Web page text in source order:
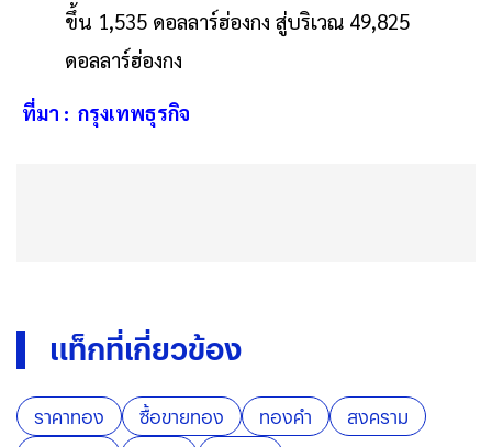
ขึ้น 1,535 ดอลลาร์ฮ่องกง สู่บริเวณ 49,825
ดอลลาร์ฮ่องกง
ที่มา : กรุงเทพธุรกิจ
แท็กที่เกี่ยวข้อง
ราคาทอง ซื้อขายทอง ทองคำ
สงคราม